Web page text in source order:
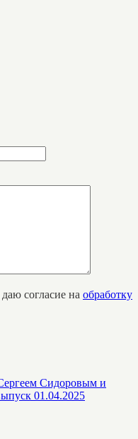
согласие на обработку
Сидоровым и
01.04.2025